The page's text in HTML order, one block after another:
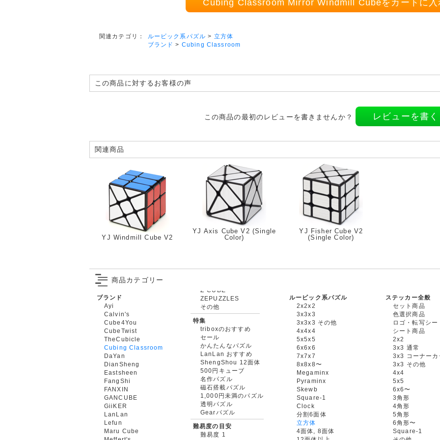
Cubing Classroom Mirror Windmill Cubeをカートに入
関連カテゴリ： ルービック系パズル > 立方体
ブランド > Cubing Classroom
この商品に対するお客様の声
この商品の最初のレビューを書きませんか？ レビューを書く
関連商品
YJ Windmill Cube V2
YJ Axis Cube V2 (Single
Color)
YJ Fisher Cube V2
(Single Color)
商品カテゴリー
ブランド
Ayi
Calvin's
Cube4You
CubeTwist
TheCubicle
Cubing Classroom
DaYan
DianSheng
Eastsheen
FangShi
FANXIN
GANCUBE
GiiKER
LanLan
Lefun
Maru Cube
ZEPUZZLES
その他
特集
triboxのおすすめ
セール
かんたんなパズル
LanLan おすすめ
ShengShou 12面体
500円キューブ
名作パズル
磁石搭載パズル
1,000円未満のパズル
透明パズル
Gearパズル
難易度の目安
難易度 1
ルービック系パズル
2x2x2
3x3x3
3x3x3 その他
4x4x4
5x5x5
6x6x6
7x7x7
8x8x8〜
Megaminx
Pyraminx
Skewb
Square-1
Clock
分割6面体
立方体
4面体, 8面体
ステッカー全般
セット商品
色選択商品
ロゴ・転写シー
シート商品
2x2
3x3 通常
3x3 コーナーカ
3x3 その他
4x4
5x5
6x6〜
3角形
4角形
5角形
6角形〜
Square-1